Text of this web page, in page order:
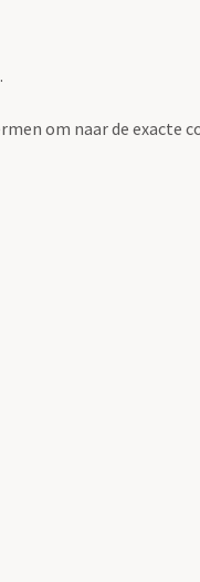
om naar de exacte